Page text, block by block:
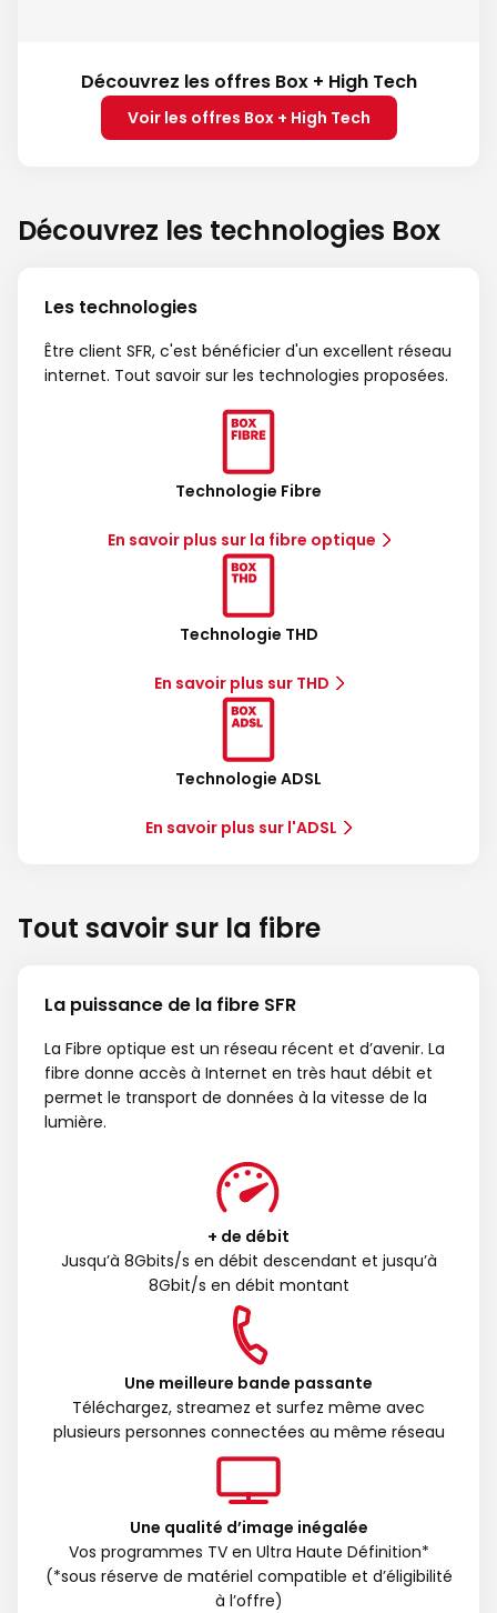
Découvrez les offres Box + High Tech
Voir les offres Box + High Tech
Découvrez les technologies Box
Les technologies
Être client SFR, c'est bénéficier d'un excellent réseau
internet. Tout savoir sur les technologies proposées.
Technologie Fibre
En savoir plus sur la fibre optique
Technologie THD
En savoir plus sur THD
Technologie ADSL
En savoir plus sur l'ADSL
Tout savoir sur la fibre
La puissance de la fibre SFR
La Fibre optique est un réseau récent et d’avenir. La
fibre donne accès à Internet en très haut débit et
permet le transport de données à la vitesse de la
lumière.
+ de débit
Jusqu’à 8Gbits/s en débit descendant et jusqu’à
8Gbit/s en débit montant
Une meilleure bande passante
Téléchargez, streamez et surfez même avec
plusieurs personnes connectées au même réseau
Une qualité d’image inégalée
Vos programmes TV en Ultra Haute Définition*
(*sous réserve de matériel compatible et d’éligibilité
à l’offre)